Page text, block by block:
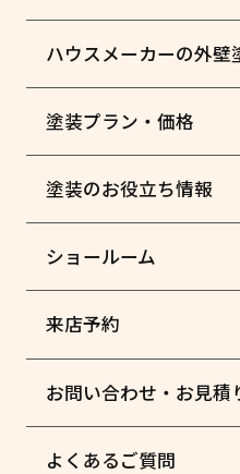
ハウスメーカーの外壁
塗装プラン・価格
塗装のお役立ち情報
ショールーム
来店予約
お問い合わせ・お見積
よくあるご質問